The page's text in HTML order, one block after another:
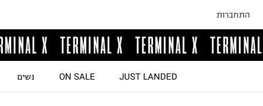
התחברות
JUST LANDED
ON SALE נשים